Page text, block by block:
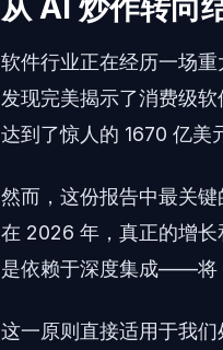
从 AI 炒作转向
软件行业正在经历一场
发现完美揭示了消费级
达到了惊人的 1670 亿美
然而，这份报告中最关键
在 2026 年，真正的增
是依赖于深度集成——将
这一原则直接适用于我